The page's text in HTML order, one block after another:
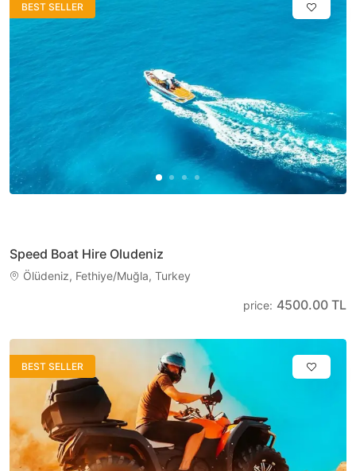
BEST SELLER
Speed Boat Hire Oludeniz
Ölüdeniz, Fethiye/Muğla, Turkey
price: 4500.00 TL
BEST SELLER